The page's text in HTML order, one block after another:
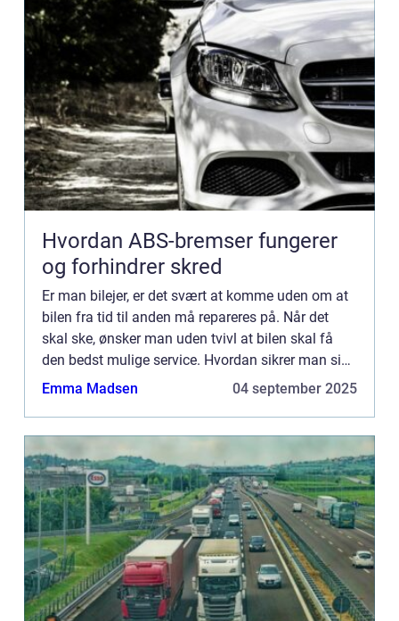
Hvordan ABS-bremser fungerer
og forhindrer skred
Er man bilejer, er det svært at komme uden om at
bilen fra tid til anden må repareres på. Når det
skal ske, ønsker man uden tvivl at bilen skal få
den bedst mulige service. Hvordan sikrer man sig
at den får ...
Emma Madsen 04 september 2025